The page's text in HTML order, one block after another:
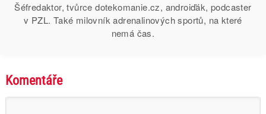
Šéfredaktor, tvůrce dotekomanie.cz, androiďák, podcaster
v PZL. Také milovník adrenalinových sportů, na které
nemá čas.
Komentáře